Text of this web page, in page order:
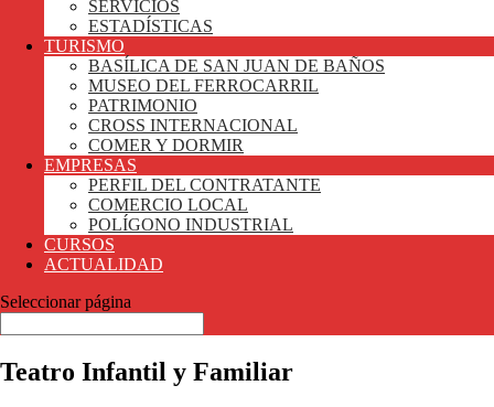
SERVICIOS
ESTADÍSTICAS
TURISMO
BASÍLICA DE SAN JUAN DE BAÑOS
MUSEO DEL FERROCARRIL
PATRIMONIO
CROSS INTERNACIONAL
COMER Y DORMIR
EMPRESAS
PERFIL DEL CONTRATANTE
COMERCIO LOCAL
POLÍGONO INDUSTRIAL
CURSOS
ACTUALIDAD
Seleccionar página
Teatro Infantil y Familiar